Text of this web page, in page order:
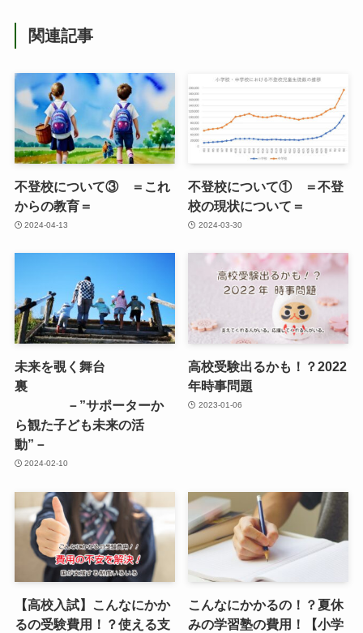
関連記事
不登校について③ ＝これ
からの教育＝
2024-04-13
不登校について① ＝不登
校の現状について＝
2024-03-30
未来を覗く舞台
裏
－”サポーターか
ら観た子ども未来の活
動”－
2024-02-10
高校受験出るかも！？2022
年時事問題
2023-01-06
【高校入試】こんなにかか
るの受験費用！？使える支
こんなにかかるの！？夏休
みの学習塾の費用！【小学